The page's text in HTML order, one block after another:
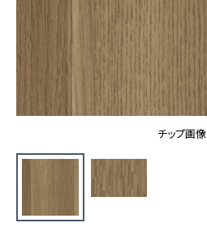
ノンワックス床タイル
モデルハウス
新築戸建・マンション
#リリカラのある暮らし
ショールーム
ショールーム トップ
東京ショールーム
大阪ショールーム
お客様サポート
お客様サポート トップ
画像ダウンロード
お役立ち資料
非住宅案件に関するお問い合わせ
チップ画像